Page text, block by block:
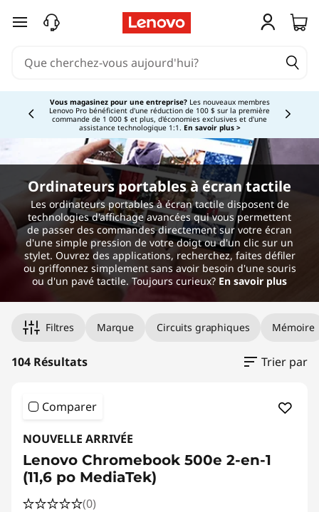
O
a
t
e
p
passer au contenu principal
Vous magasinez pour une entreprise?Les nouveaux membres
Lenovo Pro bénéficient d'une réduction de 100 $ sur la première
commande de 1 000 $ et plus, d'économies exclusives et d'une
assistance technologique 1:1. En savoir plus >
Currently displaying item 3 of 5
Ordinateurs portables à écran tactile
Les ordinateurs portables à écran tactile disposent de
technologies d'affichage avancées qui vous permettent
de passer des commandes directement sur votre écran
d'une simple pression de votre doigt ou d'un clic sur un
stylet. Ouvrez des applications, recherchez, faites défiler
ou griffonnez simplement sans avoir besoin d'une souris
ou d'un pavé tactile. Toujours curieux? En savoir plus
Filtres Marque Circuits graphiques Mémoire
104 Résultats Trier par
Comparer
NOUVELLE ARRIVÉE
Lenovo Chromebook 500e 2-en-1
(11,6 po MediaTek)
(0)